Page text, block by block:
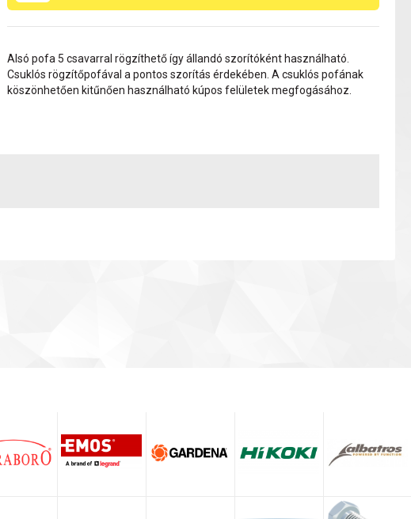
Alsó pofa 5 csavarral rögzíthető így állandó szorítóként használható.
Csuklós rögzítőpofával a pontos szorítás érdekében. A csuklós pofának
köszönhetően kitűnően használható kúpos felületek megfogásához.